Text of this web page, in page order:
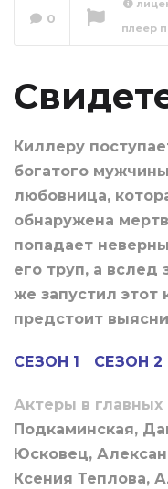
0
плеер
Киллеру
богатого
любовница,
обнаружена
попадает
его труп, а вслед
же запустил этот
предстоит
СЕЗОН 1 СЕЗОН 2
Актеры в главных
Подкаминская,
Юсковец,
Ксения Теплова,